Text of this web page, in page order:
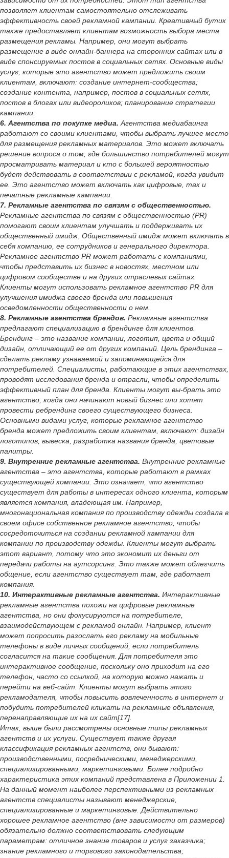
позволяет клиентам самостоятельно отслеживать
эффективность своей рекламной кампании. Креативный бутик
также предоставляет клиентам возможность выбора места
размещения рекламы. Например, они могут выбрать
размещение в виде онлайн-баннера на сторонних сайтах или в
виде спонсируемых постов в социальных сетях. Основные виды
услуг, которые это агентство может предложить своим
клиентам, включают: создание интернет-сообщества;
создание контента, например, постов в социальных сетях,
постов в блогах или видеороликов; планирование стратегии
кампании.
6. Агентства по покупке медиа. Агентства медиабаинга
работают со своими клиентами, чтобы выбрать лучшее место
для размещения рекламных материалов. Это может включать
решение вопроса о том, где большинство потребителей могут
просматривать материал и кто с большей вероятностью
будет действовать в соответствии с рекламой, когда увидит
ее. Это агентство может включать как цифровые, так и
печатные рекламные кампании.
7. Рекламные агентства по связям с общественностью.
Рекламные агентства по связям с общественностью (PR)
помогают своим клиентам улучшать и поддерживать их
общественный имидж. Общественный имидж может включать в
себя компанию, ее сотрудников и генерального директора.
Рекламное агентство PR может работать с компаниями,
чтобы представить их бизнес в новостях, местном или
цифровом сообществе и на других отраслевых сайтах.
Клиенты могут использовать рекламное агентство PR для
улучшения имиджа своего бренда или повышения
осведомленности общественности о нем.
8. Рекламные агентства брендов. Рекламные агентства
предлагают специализацию в брендинге для клиентов.
Брендинг – это название компании, логотип, цвета и общий
дизайн, отличающий ее от других компаний. Цель брендинга –
сделать рекламу узнаваемой и запоминающейся для
потребителей. Специалисты, работающие в этих агентствах,
проводят исследования бренда и отрасли, чтобы определить
эффективный план для бренда. Клиенты могут вы-брать это
агентство, когда они начинают новый бизнес или хотят
провести ребрендинг своего существующего бизнеса.
Основными видами услуг, которые рекламное агентство
бренда может предложить своим клиентам, включают: дизайн
логотипов, вывеска, разработка названия бренда, цветовые
палитры.
9. Внутренние рекламные агентства. Внутренние рекламные
агентства – это агентства, которые работают в рамках
существующей компании. Это означает, что агентство
существует для работы в интересах одного клиента, которым
является компания, владеющая им. Например,
многонациональная компания по производству одежды создала в
своем офисе собственное рекламное агентство, чтобы
сосредоточиться на создании рекламной кампании для
компании по производству одежды. Клиенты могут выбрать
этот вариант, потому что это экономит их деньги от
передачи работы на аутсорсинг. Это также может облегчить
общение, если агентство существует там, где работает
компания.
10. Интерактивные рекламные агентства. Интерактивные
рекламные агентства похожи на цифровые рекламные
агентства, но они фокусируются на потребителе,
взаимодействующем с рекламой онлайн. Например, клиент
может попросить разослать его рекламу на мобильные
телефоны в виде личных сообщений, если потребитель
согласится на такие сообщения. Для потребителя это
интерактивное сообщение, поскольку оно приходит на его
телефон, часто со ссылкой, на которую можно нажать и
перейти на веб-сайт. Клиенты могут выбрать этого
рекламодателя, чтобы повысить вовлеченность в интернет и
побудить потребителей кликать на рекламные объявления,
перенаправляющие их на их сайт[17].
Итак, выше были рассмотрены основные типы рекламных
агентств и их услуги. Существует также другая
классификация рекламных агентств, они бывают:
производственными, посредническими, менеджерскими,
специализированными, маркетинговыми. Более подробно
характеристика этих компаний представлена в Приложении 1.
На данный момент наиболее перспективными из рекламных
агентств специалисты называют менеджерские,
специализированные и маркетинговые. Действительно
хорошее рекламное агентство (вне зависимости от размеров)
обязательно должно соответствовать следующим
параметрам: отличное знание товаров и услуг заказчика;
знание рекламного и торгового законодательства;